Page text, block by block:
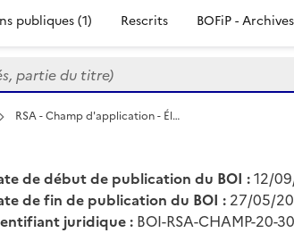
publiques (1) Rescrits BOFiP -
du titre)
RSA - Champ d'application - Él…
de début de publication du BOI :12/
de fin de publication du BOI : 27/05/
juridique : BOI-RSA-CHAMP-20-